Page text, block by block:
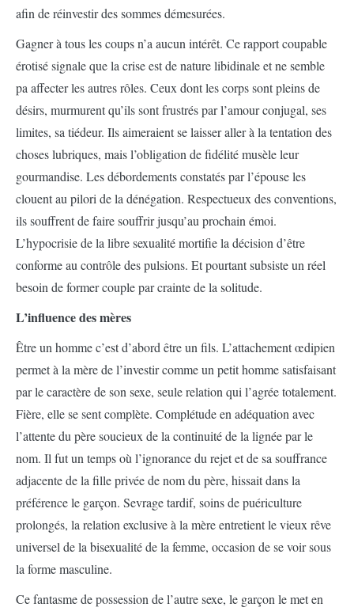
afin de réinvestir des sommes démesurées.
Gagner à tous les coups n’a aucun intérêt. Ce rapport coupable
érotisé signale que la crise est de nature libidinale et ne semble
pa affecter les autres rôles. Ceux dont les corps sont pleins de
désirs, murmurent qu’ils sont frustrés par l’amour conjugal, ses
limites, sa tiédeur. Ils aimeraient se laisser aller à la tentation des
choses lubriques, mais l’obligation de fidélité musèle leur
gourmandise. Les débordements constatés par l’épouse les
clouent au pilori de la dénégation. Respectueux des conventions,
ils souffrent de faire souffrir jusqu’au prochain émoi.
L’hypocrisie de la libre sexualité mortifie la décision d’être
conforme au contrôle des pulsions. Et pourtant subsiste un réel
besoin de former couple par crainte de la solitude.
L’influence des mères
Être un homme c’est d’abord être un fils. L’attachement œdipien
permet à la mère de l’investir comme un petit homme satisfaisant
par le caractère de son sexe, seule relation qui l’agrée totalement.
Fière, elle se sent complète. Complétude en adéquation avec
l’attente du père soucieux de la continuité de la lignée par le
nom. Il fut un temps où l’ignorance du rejet et de sa souffrance
adjacente de la fille privée de nom du père, hissait dans la
préférence le garçon. Sevrage tardif, soins de puériculture
prolongés, la relation exclusive à la mère entretient le vieux rêve
universel de la bisexualité de la femme, occasion de se voir sous
la forme masculine.
Ce fantasme de possession de l’autre sexe, le garçon le met en